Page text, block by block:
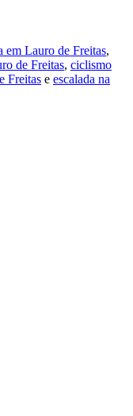
em Lauro de Freitas,
de Freitas, ciclismo
Freitas e escalada na